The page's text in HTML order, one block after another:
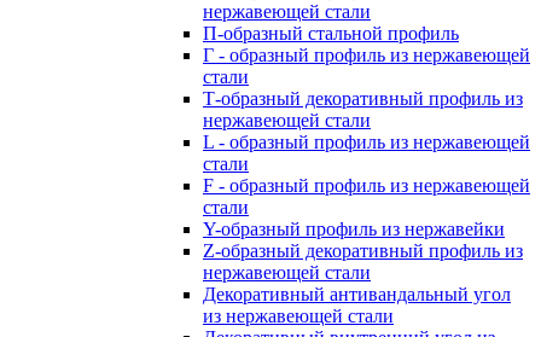
нержавеющей стали
П-образный стальной профиль
Г - образный профиль из нержавеющей
стали
Т-образный декоративный профиль из
нержавеющей стали
L - образный профиль из нержавеющей
стали
F - образный профиль из нержавеющей
стали
Y-образный профиль из нержавейки
Z-образный декоративный профиль из
нержавеющей стали
Декоративный антивандальный угол
из нержавеющей стали